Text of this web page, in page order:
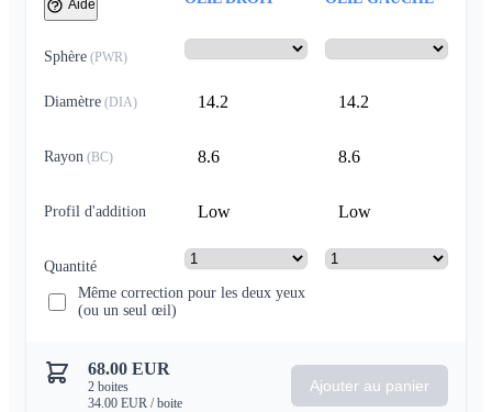
Aide
Sphère (PWR)
Diamètre (DIA) 14.2 14.2
Rayon (BC) 8.6 8.6
Profil d'addition Low Low
Quantité
Même correction pour les deux yeux
(ou un seul œil)
68.00 EUR
2 boites
34.00 EUR / boite
Ajouter au panier